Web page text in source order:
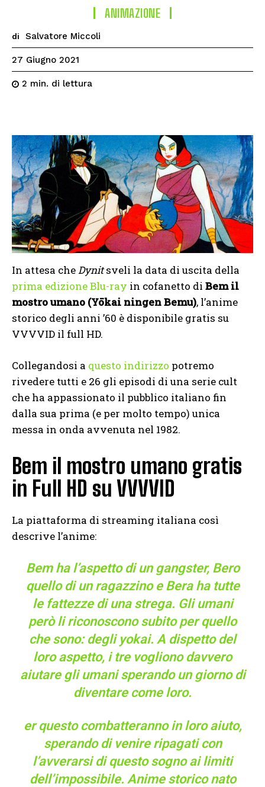
ANIMAZIONE
di Salvatore Miccoli
27 Giugno 2021
2 min. di lettura
In attesa cheDynitsveli la data di uscita della
prima edizione Blu-ray in cofanetto di Bem il
mostro umano (Yōkai ningen Bemu), l’anime
storico degli anni ’60 è disponibile gratis su
VVVVID il full HD.
Collegandosi a questo indirizzo potremo
rivedere tutti e 26 gli episodi di una serie cult
che ha appassionato il pubblico italiano fin
dalla sua prima (e per molto tempo) unica
messa in onda avvenuta nel 1982.
Bem il mostro umano gratis
in Full HD su VVVVID
La piattaforma di streaming italiana così
descrive l’anime:
Bem ha l’aspetto di un gangster, Bero
quello di un ragazzino e Bera ha tutte
le fattezze di una strega. Gli umani
però li riconoscono subito per quello
che sono: degli yokai. A dispetto del
loro aspetto, i tre vogliono davvero
aiutare gli umani sperando un giorno di
diventare come loro.
er questo combatteranno in loro aiuto,
sperando di venire ripagati con
l’avverarsi di questo sogno ai limiti
dell’impossibile. Anime storico nato